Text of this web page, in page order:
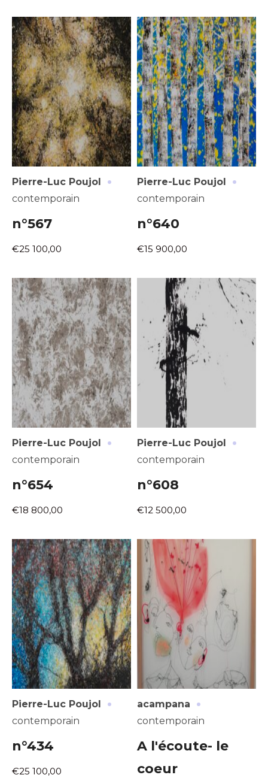
Pierre-Luc Poujol ·
contemporain
n°567
€25 100,00
Pierre-Luc Poujol ·
contemporain
n°640
€15 900,00
Pierre-Luc Poujol ·
contemporain
n°654
€18 800,00
Pierre-Luc Poujol ·
contemporain
n°608
€12 500,00
Pierre-Luc Poujol ·
contemporain
n°434
€25 100,00
acampana ·
contemporain
A l'écoute- le
coeur